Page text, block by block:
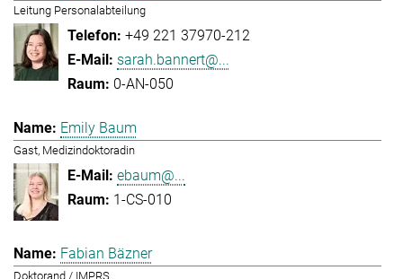
Leitung Personalabteilung
+49 221 37970-212
sarah.bannert@...
0-AN-050
Emily Baum
Gast, Medizindoktoradin
ebaum@...
1-CS-010
Fabian Bäzner
Doktorand / IMPRS